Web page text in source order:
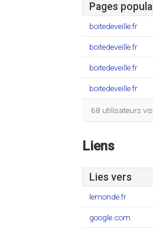
Pages
boitedeveille.fr
boitedeveille.fr
boitedeveille.fr
boitedeveille.fr
68 utilisateurs
Liens
Lies vers
lemonde.fr
google.com